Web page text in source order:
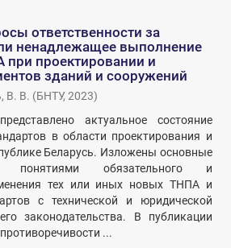
ответственности за
ненадлежащее выполнение
при проектировании и
зданий и сооружений
В. В. (БНТУ,2023)
актуальное состояние
в области проектирования и
Беларусь. Изложены основные
понятиями обязательного и
тех или иных новых ТНПА и
с технической и юридической
законодательства. В публикации
...